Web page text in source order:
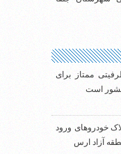
ممتاز برای
است
خودروهای ورود
آزاد ارس